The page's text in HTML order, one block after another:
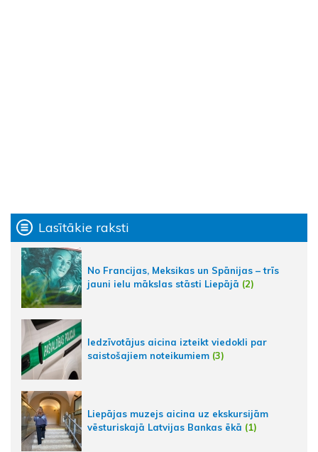
Lasītākie raksti
No Francijas, Meksikas un Spānijas – trīs
jauni ielu mākslas stāsti Liepājā (2)
Iedzīvotājus aicina izteikt viedokli par
saistošajiem noteikumiem (3)
Liepājas muzejs aicina uz ekskursijām
vēsturiskajā Latvijas Bankas ēkā (1)